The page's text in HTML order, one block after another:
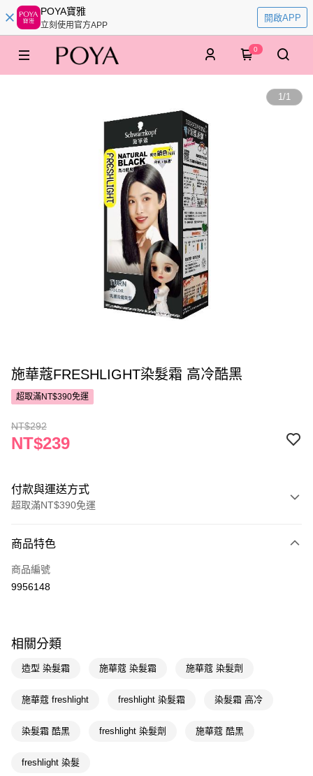
POYA寶雅
立刻使用官方APP
開啟APP
0
1/1
施華蔻FRESHLIGHT染髮霜 高冷酷黑
超取滿NT$390免運
NT$292
NT$239
付款與運送方式
超取滿NT$390免運
POYA支付
信用卡一次付款
悠遊付
Google Pay
AFTEE先享後付
商品特色
商品編號
9956148
相關分類
造型 染髮霜 施華蔻 染髮霜 施華蔻 染髮劑
施華蔻 freshlight freshlight 染髮霜 染髮霜 高冷
染髮霜 酷黑 freshlight 染髮劑 施華蔻 酷黑
freshlight 染髮